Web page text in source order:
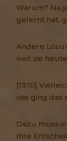
Warum? Na
gelernt hat,
Andere
weil sie
[13:10]
wie ging das
Dazu muss
Ihre